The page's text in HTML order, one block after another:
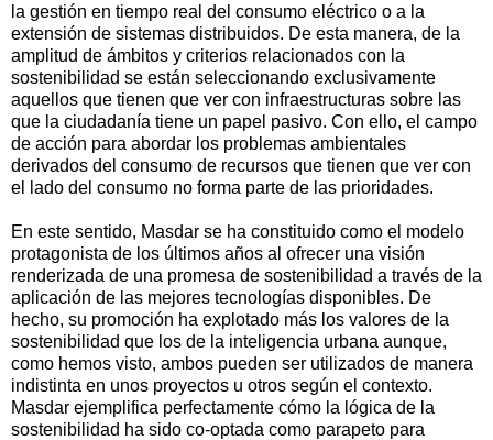
la gestión en tiempo real del consumo eléctrico o a la
extensión de sistemas distribuidos. De esta manera, de la
amplitud de ámbitos y criterios relacionados con la
sostenibilidad se están seleccionando exclusivamente
aquellos que tienen que ver con infraestructuras sobre las
que la ciudadanía tiene un papel pasivo. Con ello, el campo
de acción para abordar los problemas ambientales
derivados del consumo de recursos que tienen que ver con
el lado del consumo no forma parte de las prioridades.
En este sentido, Masdar se ha constituido como el modelo
protagonista de los últimos años al ofrecer una visión
renderizada de una promesa de sostenibilidad a través de la
aplicación de las mejores tecnologías disponibles. De
hecho, su promoción ha explotado más los valores de la
sostenibilidad que los de la inteligencia urbana aunque,
como hemos visto, ambos pueden ser utilizados de manera
indistinta en unos proyectos u otros según el contexto.
Masdar ejemplifica perfectamente cómo la lógica de la
sostenibilidad ha sido co-optada como parapeto para